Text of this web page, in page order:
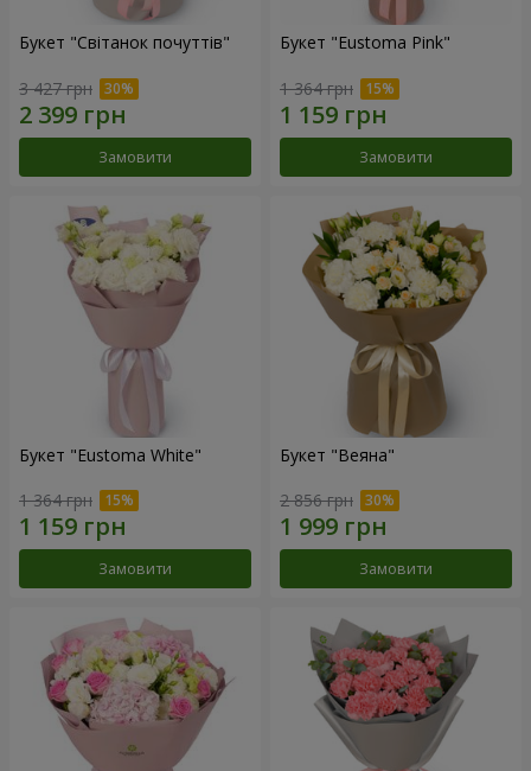
Букет "Світанок почуттів"
3 427 грн
Замовити
Букет "Eustoma Pink"
1 364 грн
Замовити
Букет "Eustoma White"
1 364 грн
Замовити
Букет "Веяна"
2 856 грн
Замовити